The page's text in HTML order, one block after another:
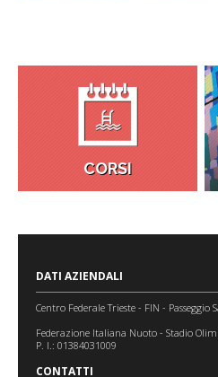
CORSI
DATI AZIENDALI
Centro Federale Trieste - FIN - Passeggio
Federazione Italiana Nuoto - Stadio
P. I.: 01384031009
CONTATTI